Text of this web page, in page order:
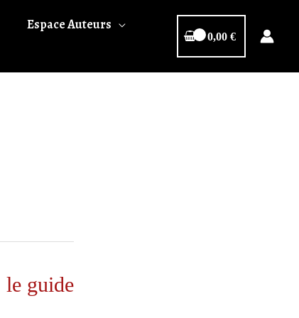
Espace Auteurs
0,00 €
le guide